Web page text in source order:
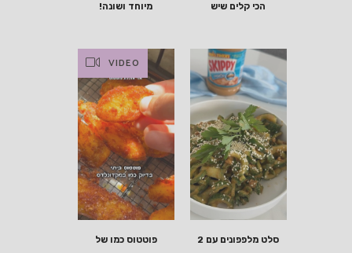
מיוחד ושונה!
הכי קלים שיש
VIDEO
פוטטוס כמו של
סלט מלפפונים עם 2